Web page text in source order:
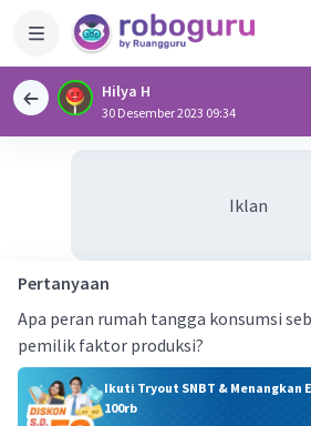
Hilya H
30 Desember 2023 09:34
Iklan
Pertanyaan
Apa peran rumah tangga konsumsi
pemilik faktor produksi?
Ikuti Tryout SNBT & Menangkan
100rb